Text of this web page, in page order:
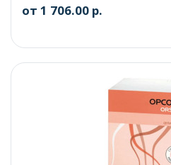
от 1 706.00 р.